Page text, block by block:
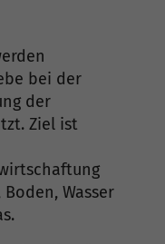
bei der
der
Ziel ist
Wasser